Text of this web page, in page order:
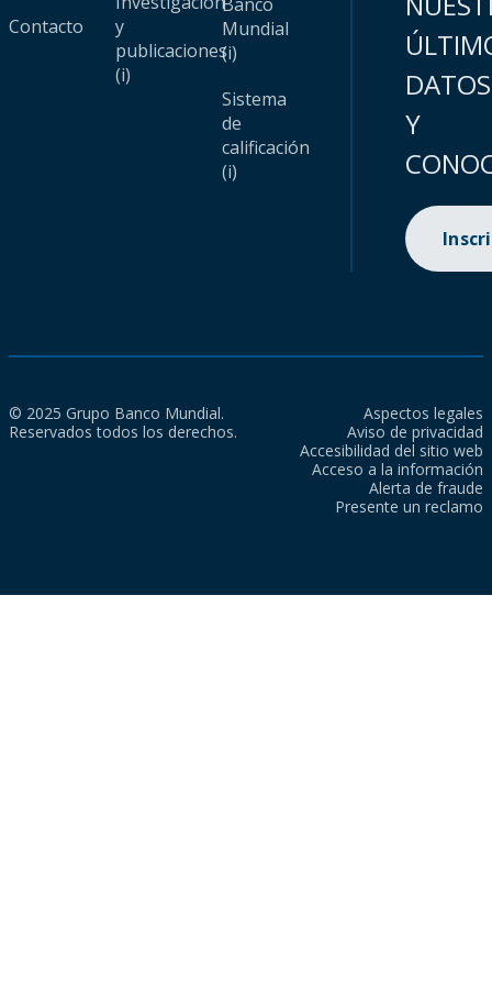
Contacto
y
publicaciones
(i)
Mundial
(i)
Sistema
de
calificación
(i)
DATOS
Y
© 2025 Grupo Banco Mundial.
Reservados todos los derechos.
Aspectos legales
Aviso de privacidad
Accesibilidad del sitio web
Acceso a la información
Alerta de fraude
Presente un reclamo